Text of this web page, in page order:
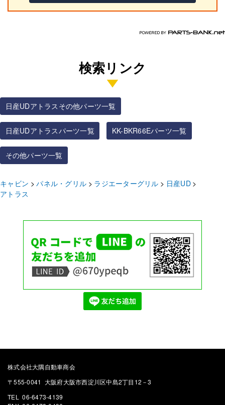
検索リンク
日産UDアトラスその他パーツ一覧
日産UDアトラスパーツ一覧 KK-BKR66Eパーツ一覧
その他パーツ一覧
キャビン パネル・グリル ラジエーターグリル
日産UD
アトラス
株式会社大隅自動車商会
〒555-0041 大阪府大阪市西淀川区中島2丁目12－3
TEL 06-6473-4139